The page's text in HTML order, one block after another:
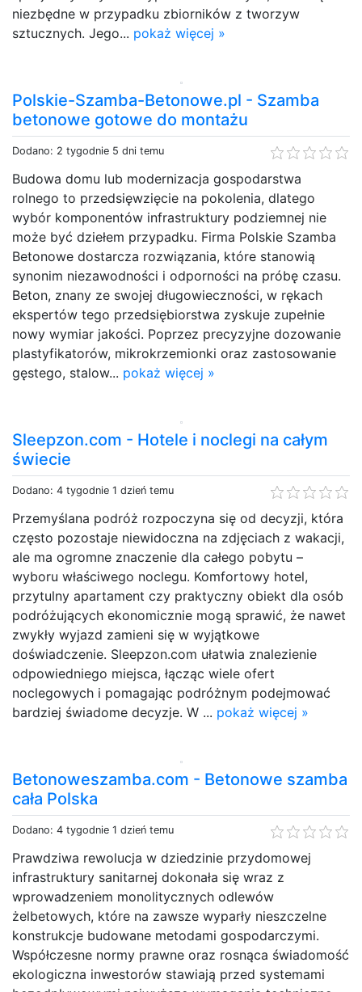
niezbędne w przypadku zbiorników z tworzyw
sztucznych. Jego... pokaż więcej »
Polskie-Szamba-Betonowe.pl - Szamba
betonowe gotowe do montażu
Dodano: 2 tygodnie 5 dni temu
Budowa domu lub modernizacja gospodarstwa
rolnego to przedsięwzięcie na pokolenia, dlatego
wybór komponentów infrastruktury podziemnej nie
może być dziełem przypadku. Firma Polskie Szamba
Betonowe dostarcza rozwiązania, które stanowią
synonim niezawodności i odporności na próbę czasu.
Beton, znany ze swojej długowieczności, w rękach
ekspertów tego przedsiębiorstwa zyskuje zupełnie
nowy wymiar jakości. Poprzez precyzyjne dozowanie
plastyfikatorów, mikrokrzemionki oraz zastosowanie
gęstego, stalow... pokaż więcej »
Sleepzon.com - Hotele i noclegi na całym
świecie
Dodano: 4 tygodnie 1 dzień temu
Przemyślana podróż rozpoczyna się od decyzji, która
często pozostaje niewidoczna na zdjęciach z wakacji,
ale ma ogromne znaczenie dla całego pobytu –
wyboru właściwego noclegu. Komfortowy hotel,
przytulny apartament czy praktyczny obiekt dla osób
podróżujących ekonomicznie mogą sprawić, że nawet
zwykły wyjazd zamieni się w wyjątkowe
doświadczenie. Sleepzon.com ułatwia znalezienie
odpowiedniego miejsca, łącząc wiele ofert
noclegowych i pomagając podróżnym podejmować
bardziej świadome decyzje. W ... pokaż więcej »
Betonoweszamba.com - Betonowe szamba
cała Polska
Dodano: 4 tygodnie 1 dzień temu
Prawdziwa rewolucja w dziedzinie przydomowej
infrastruktury sanitarnej dokonała się wraz z
wprowadzeniem monolitycznych odlewów
żelbetowych, które na zawsze wyparły nieszczelne
konstrukcje budowane metodami gospodarczymi.
Współczesne normy prawne oraz rosnąca świadomość
ekologiczna inwestorów stawiają przed systemami